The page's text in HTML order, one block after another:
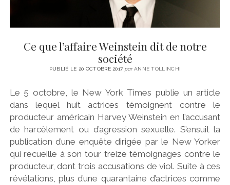
Ce que l’affaire Weinstein dit de notre
société
PUBLIÉ LE 20 OCTOBRE 2017 parANNE TOLLINCHI
Le 5 octobre, le New York Times publie un article
dans lequel huit actrices témoignent contre le
producteur américain Harvey Weinstein en l’accusant
de harcèlement ou d’agression sexuelle. S’ensuit la
publication d’une enquête dirigée par le New Yorker
qui recueille à son tour treize témoignages contre le
producteur, dont trois accusations de viol. Suite à ces
révélations, plus d’une quarantaine d’actrices comme